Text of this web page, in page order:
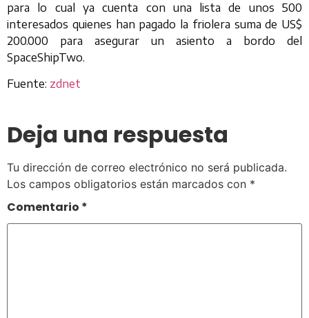
para lo cual ya cuenta con una lista de unos 500
interesados quienes han pagado la friolera suma de US$
200.000 para asegurar un asiento a bordo del
SpaceShipTwo.
Fuente: zdnet
Deja una respuesta
Tu dirección de correo electrónico no será publicada.
Los campos obligatorios están marcados con *
Comentario *